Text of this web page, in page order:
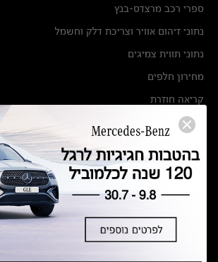
ספרי רכב מרצדס-בנץ
נתוני זיהום אוויר וצריכת דלק וחשמל
נתוני תווית צמיגים
מחירון חלפים
קריאה חוזרת
הודעה על הטבות לרכבי מרצדס בהסדר פשרה בתצ 56447-02-19
תקנון ימי מכירות 120 לכלמוביל
מצאו אותנו